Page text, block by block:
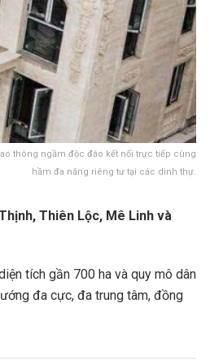
thông ngầm độc đáo kết nối trực tiếp cùng
hầm đa năng riêng tư tại các dinh thự.
Thiên Lộc, Mê Linh và
tích gần 700 ha và quy mô dân
đa cực, đa trung tâm, đồng